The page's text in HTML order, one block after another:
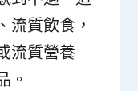
流質飲食，
流質營養
。